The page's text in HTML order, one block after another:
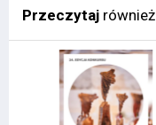
Przeczytaj również